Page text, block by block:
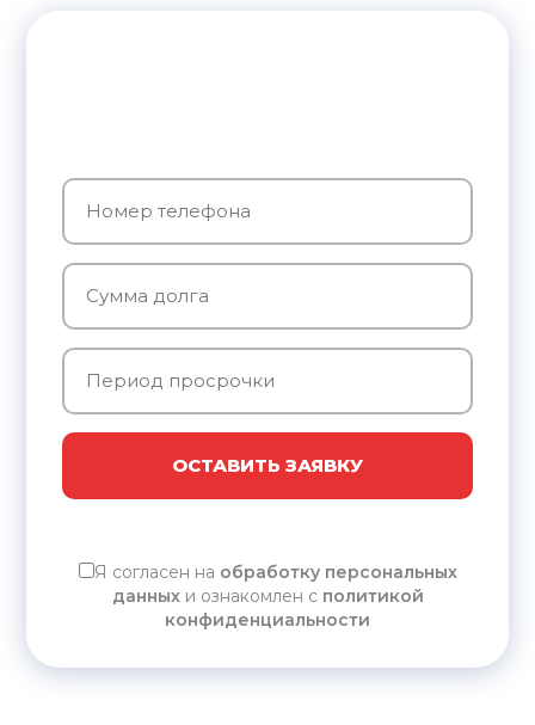
ОСТАВИТЬ ЗАЯВКУ
Я согласен на обработку персональных
данныхи ознакомлен с политикой
конфиденциальности